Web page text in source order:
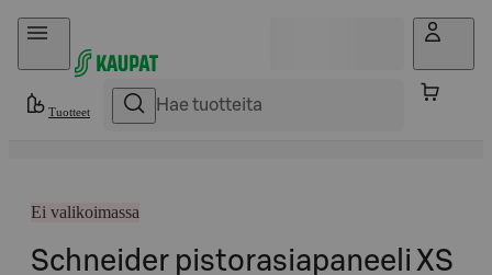
Hyppää sisältöön
Tuotteet
Ei valikoimassa
Schneider pistorasiapaneeli XS